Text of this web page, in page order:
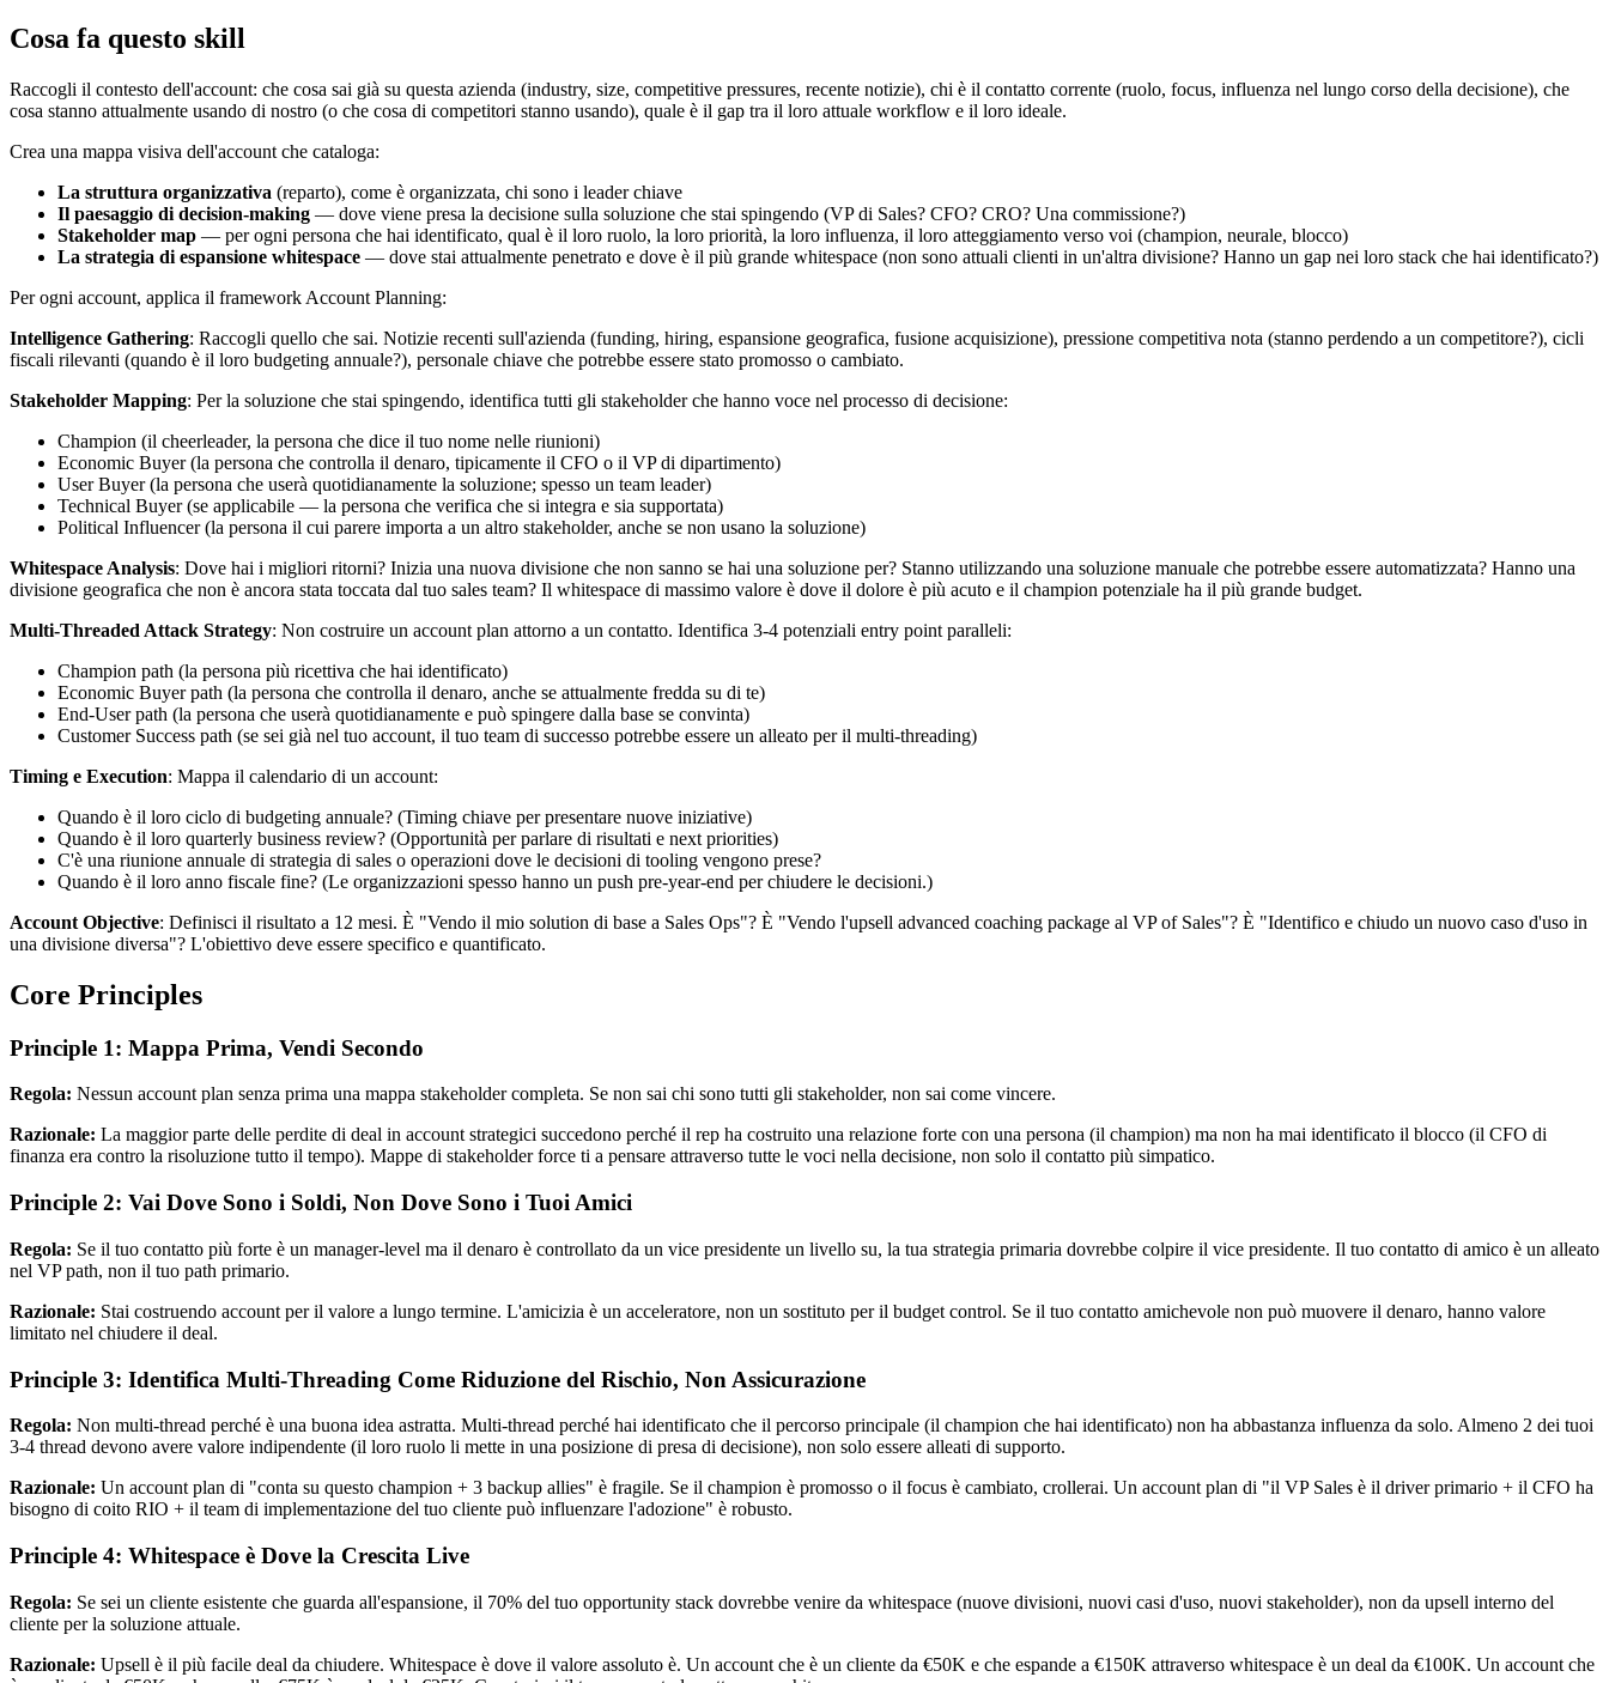
Cosa fa questo skill
Raccogli il contesto dell'account: che cosa sai già su questa azienda (industry, size, competitive pressures, recente notizie), chi è il contatto corrente (ruolo, focus, influenza nel lungo corso della decisione), che
cosa stanno attualmente usando di nostro (o che cosa di competitori stanno usando), quale è il gap tra il loro attuale workflow e il loro ideale.
Crea una mappa visiva dell'account che cataloga:
La struttura organizzativa (reparto), come è organizzata, chi sono i leader chiave
Il paesaggio di decision-making — dove viene presa la decisione sulla soluzione che stai spingendo (VP di Sales? CFO? CRO? Una commissione?)
Stakeholder map — per ogni persona che hai identificato, qual è il loro ruolo, la loro priorità, la loro influenza, il loro atteggiamento verso voi (champion, neurale, blocco)
La strategia di espansione whitespace — dove stai attualmente penetrato e dove è il più grande whitespace (non sono attuali clienti in un'altra divisione? Hanno un gap nei loro stack che hai identificato?)
Per ogni account, applica il framework Account Planning:
Intelligence Gathering: Raccogli quello che sai. Notizie recenti sull'azienda (funding, hiring, espansione geografica, fusione acquisizione), pressione competitiva nota (stanno perdendo a un competitore?), cicli
fiscali rilevanti (quando è il loro budgeting annuale?), personale chiave che potrebbe essere stato promosso o cambiato.
Stakeholder Mapping: Per la soluzione che stai spingendo, identifica tutti gli stakeholder che hanno voce nel processo di decisione:
Champion (il cheerleader, la persona che dice il tuo nome nelle riunioni)
Economic Buyer (la persona che controlla il denaro, tipicamente il CFO o il VP di dipartimento)
User Buyer (la persona che userà quotidianamente la soluzione; spesso un team leader)
Technical Buyer (se applicabile — la persona che verifica che si integra e sia supportata)
Political Influencer (la persona il cui parere importa a un altro stakeholder, anche se non usano la soluzione)
Whitespace Analysis: Dove hai i migliori ritorni? Inizia una nuova divisione che non sanno se hai una soluzione per? Stanno utilizzando una soluzione manuale che potrebbe essere automatizzata? Hanno una
divisione geografica che non è ancora stata toccata dal tuo sales team? Il whitespace di massimo valore è dove il dolore è più acuto e il champion potenziale ha il più grande budget.
Multi-Threaded Attack Strategy: Non costruire un account plan attorno a un contatto. Identifica 3-4 potenziali entry point paralleli:
Champion path (la persona più ricettiva che hai identificato)
Economic Buyer path (la persona che controlla il denaro, anche se attualmente fredda su di te)
End-User path (la persona che userà quotidianamente e può spingere dalla base se convinta)
Customer Success path (se sei già nel tuo account, il tuo team di successo potrebbe essere un alleato per il multi-threading)
Timing e Execution: Mappa il calendario di un account:
Quando è il loro ciclo di budgeting annuale? (Timing chiave per presentare nuove iniziative)
Quando è il loro quarterly business review? (Opportunità per parlare di risultati e next priorities)
C'è una riunione annuale di strategia di sales o operazioni dove le decisioni di tooling vengono prese?
Quando è il loro anno fiscale fine? (Le organizzazioni spesso hanno un push pre-year-end per chiudere le decisioni.)
Account Objective: Definisci il risultato a 12 mesi. È "Vendo il mio solution di base a Sales Ops"? È "Vendo l'upsell advanced coaching package al VP of Sales"? È "Identifico e chiudo un nuovo caso d'uso in
una divisione diversa"? L'obiettivo deve essere specifico e quantificato.
Core Principles
Principle 1: Mappa Prima, Vendi Secondo
Regola: Nessun account plan senza prima una mappa stakeholder completa. Se non sai chi sono tutti gli stakeholder, non sai come vincere.
Razionale: La maggior parte delle perdite di deal in account strategici succedono perché il rep ha costruito una relazione forte con una persona (il champion) ma non ha mai identificato il blocco (il CFO di
finanza era contro la risoluzione tutto il tempo). Mappe di stakeholder force ti a pensare attraverso tutte le voci nella decisione, non solo il contatto più simpatico.
Principle 2: Vai Dove Sono i Soldi, Non Dove Sono i Tuoi Amici
Regola: Se il tuo contatto più forte è un manager-level ma il denaro è controllato da un vice presidente un livello su, la tua strategia primaria dovrebbe colpire il vice presidente. Il tuo contatto di amico è un alleato
nel VP path, non il tuo path primario.
Razionale: Stai costruendo account per il valore a lungo termine. L'amicizia è un acceleratore, non un sostituto per il budget control. Se il tuo contatto amichevole non può muovere il denaro, hanno valore
limitato nel chiudere il deal.
Principle 3: Identifica Multi-Threading Come Riduzione del Rischio, Non Assicurazione
Regola: Non multi-thread perché è una buona idea astratta. Multi-thread perché hai identificato che il percorso principale (il champion che hai identificato) non ha abbastanza influenza da solo. Almeno 2 dei tuoi
3-4 thread devono avere valore indipendente (il loro ruolo li mette in una posizione di presa di decisione), non solo essere alleati di supporto.
Razionale: Un account plan di "conta su questo champion + 3 backup allies" è fragile. Se il champion è promosso o il focus è cambiato, crollerai. Un account plan di "il VP Sales è il driver primario + il CFO ha
bisogno di coito RIO + il team di implementazione del tuo cliente può influenzare l'adozione" è robusto.
Principle 4: Whitespace è Dove la Crescita Live
Regola: Se sei un cliente esistente che guarda all'espansione, il 70% del tuo opportunity stack dovrebbe venire da whitespace (nuove divisioni, nuovi casi d'uso, nuovi stakeholder), non da upsell interno del
cliente per la soluzione attuale.
Razionale: Upsell è il più facile deal da chiudere. Whitespace è dove il valore assoluto è. Un account che è un cliente da €50K e che espande a €150K attraverso whitespace è un deal da €100K. Un account che